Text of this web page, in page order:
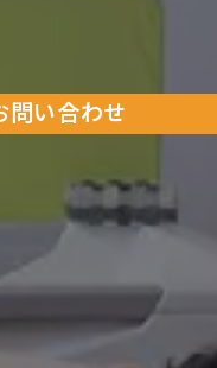
問い合わせ